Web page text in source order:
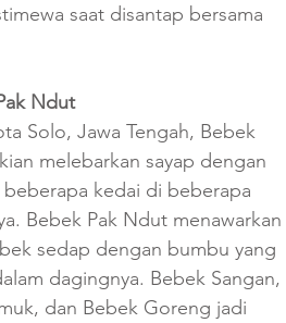
saat disantap bersama
Ndut
Solo, Jawa Tengah, Bebek
melebarkan sayap dengan
kedai di beberapa
Bebek Pak Ndut menawarkan
sedap dengan bumbu yang
dagingnya. Bebek Sangan,
dan Bebek Goreng jadi